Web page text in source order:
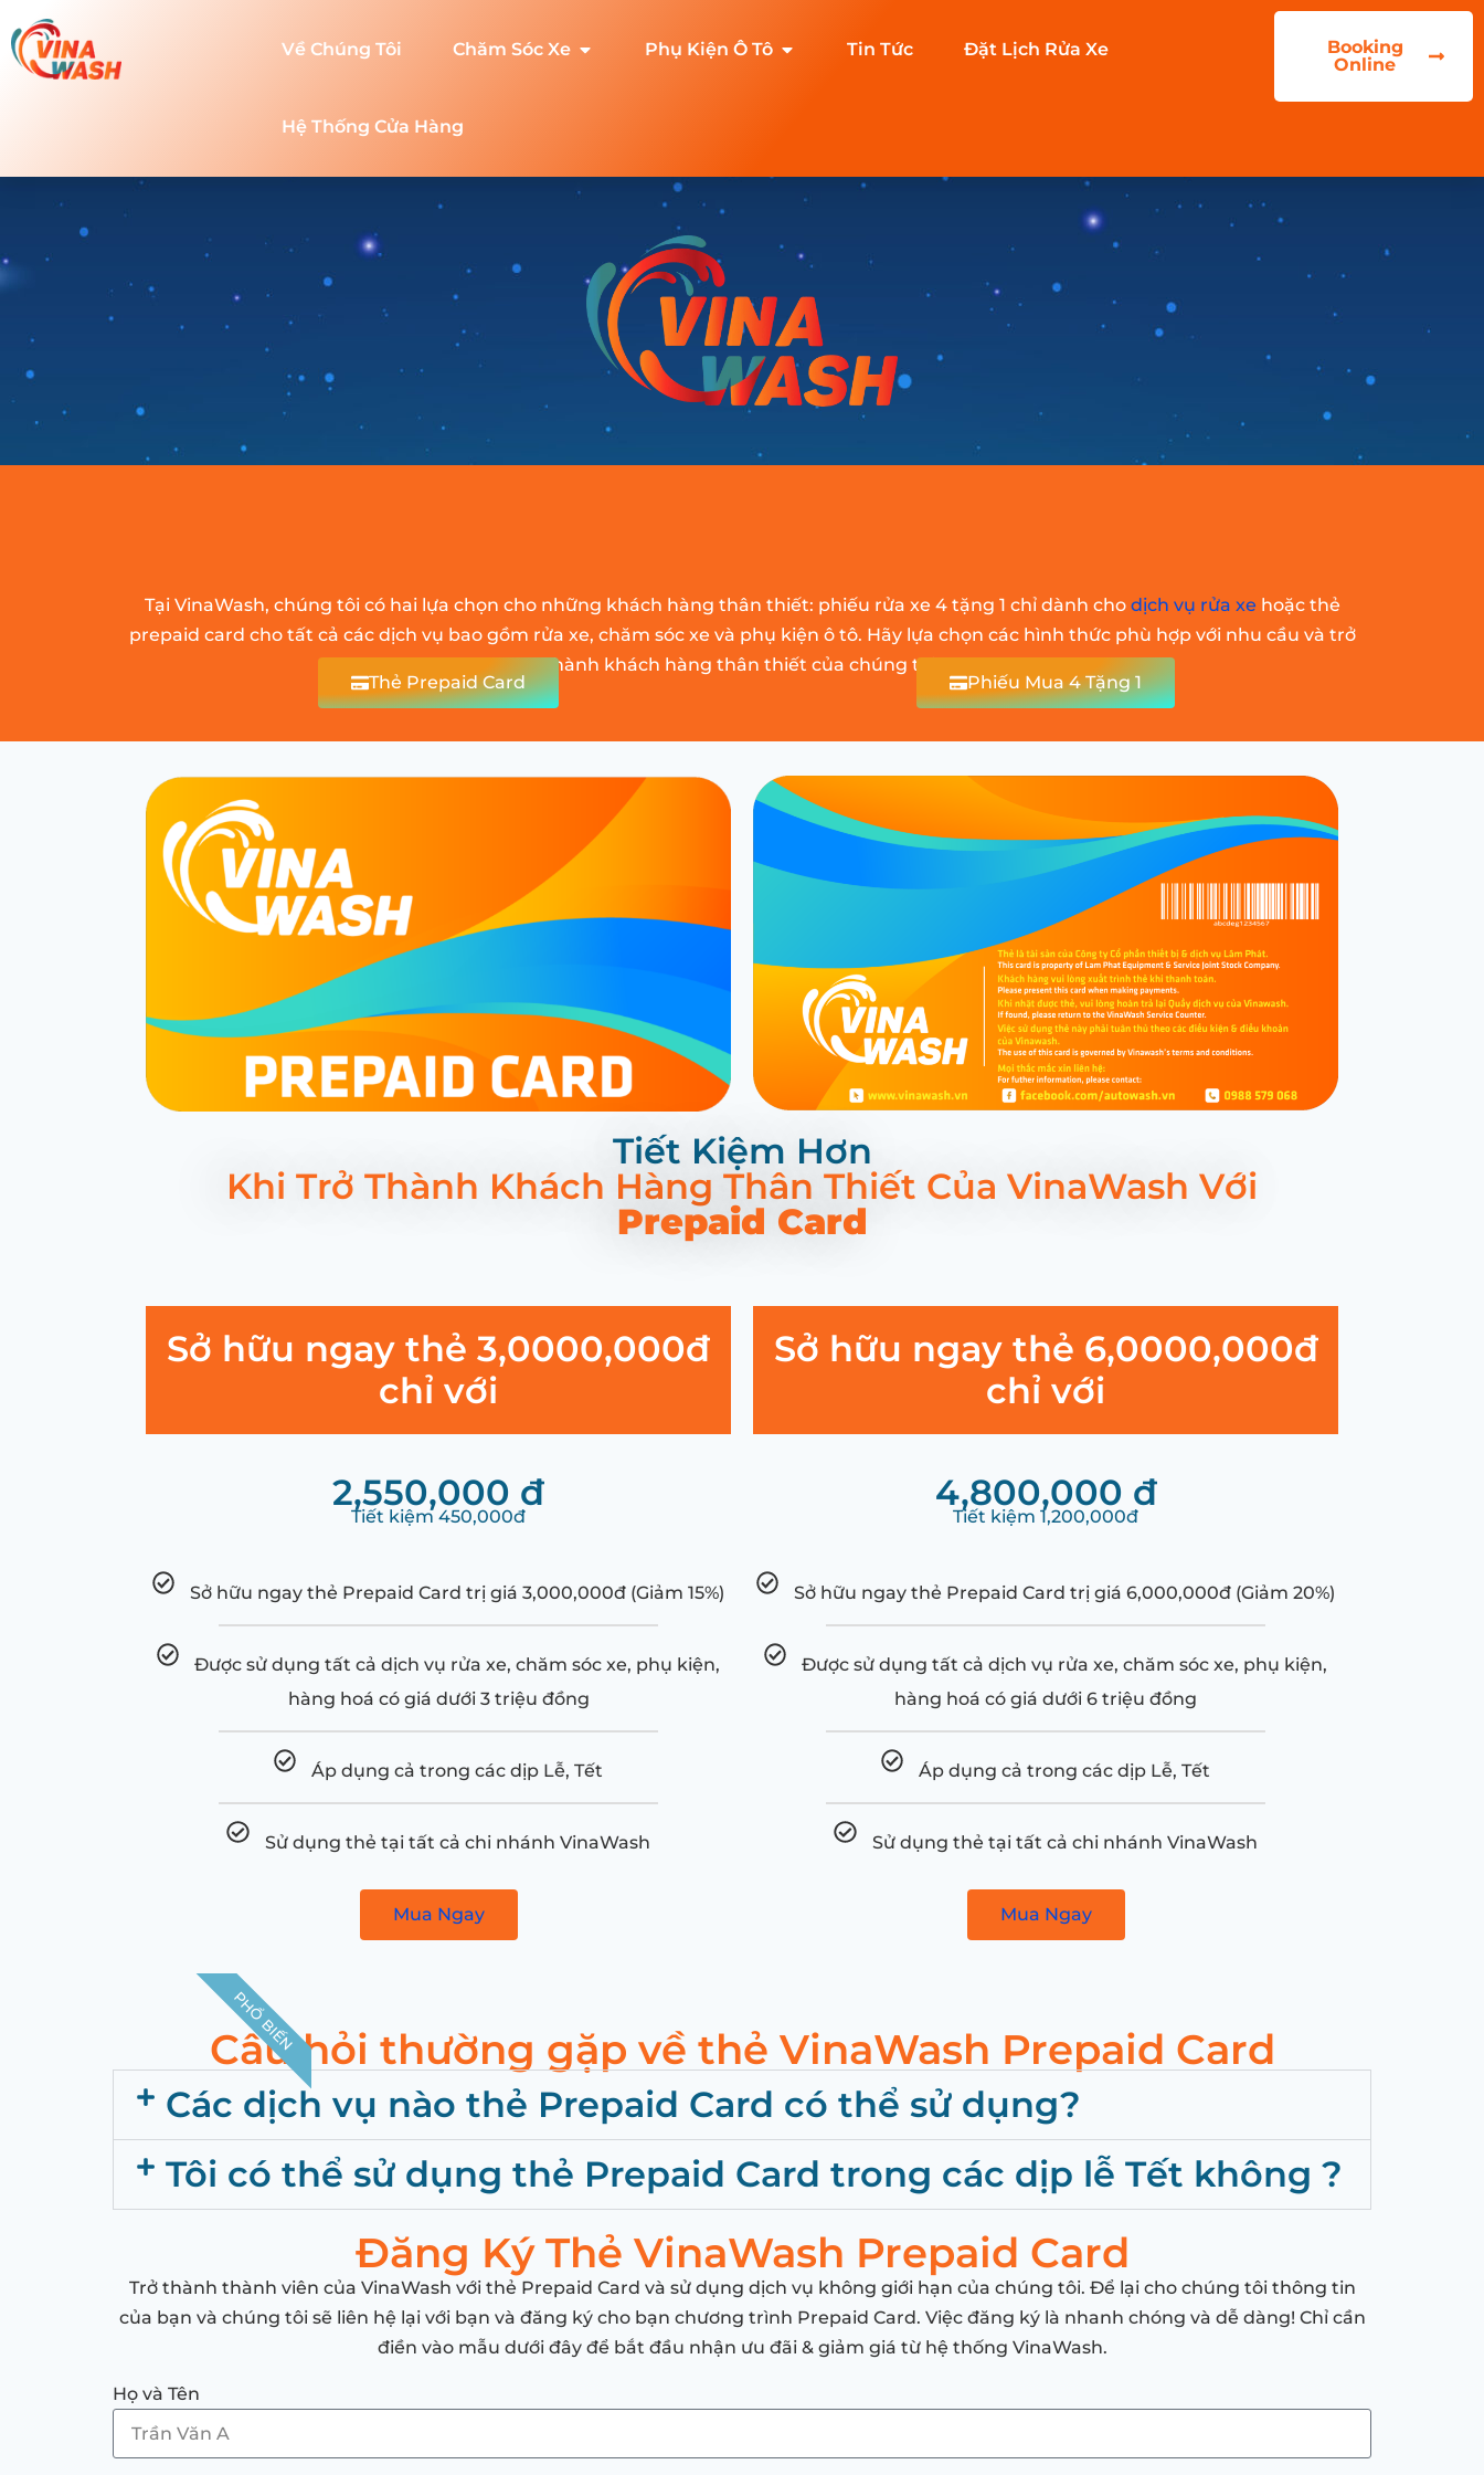
Về Chúng Tôi Chăm Sóc Xe Phụ Kiện Ô Tô Tin Tức Đặt Lịch Rửa Xe
Hệ Thống Cửa Hàng
Booking
Online
Tại VinaWash, chúng tôi có hai lựa chọn cho những khách hàng thân thiết: phiếu rửa xe 4 tặng 1 chỉ dành cho dịch vụ rửa xe hoặc thẻ
prepaid card cho tất cả các dịch vụ bao gồm rửa xe, chăm sóc xe và phụ kiện ô tô. Hãy lựa chọn các hình thức phù hợp với nhu cầu và trở
thành khách hàng thân thiết của chúng tôi.
Thẻ Prepaid Card
Phiếu Mua 4 Tặng 1
Tiết Kiệm Hơn
Khi Trở Thành Khách Hàng Thân Thiết Của VinaWash Với
Prepaid Card
Sở hữu ngay thẻ 3,0000,000đ
chỉ với
2,550,000 đ
Tiết kiệm 450,000đ
Sở hữu ngay thẻ Prepaid Card trị giá 3,000,000đ (Giảm 15%)
Được sử dụng tất cả dịch vụ rửa xe, chăm sóc xe, phụ kiện,
hàng hoá có giá dưới 3 triệu đồng
Áp dụng cả trong các dịp Lễ, Tết
Sử dụng thẻ tại tất cả chi nhánh VinaWash
Mua Ngay
PHỔ BIẾN
Sở hữu ngay thẻ 6,0000,000đ
chỉ với
4,800,000 đ
Tiết kiệm 1,200,000đ
Sở hữu ngay thẻ Prepaid Card trị giá 6,000,000đ (Giảm 20%)
Được sử dụng tất cả dịch vụ rửa xe, chăm sóc xe, phụ kiện,
hàng hoá có giá dưới 6 triệu đồng
Áp dụng cả trong các dịp Lễ, Tết
Sử dụng thẻ tại tất cả chi nhánh VinaWash
Mua Ngay
Câu hỏi thường gặp về thẻ VinaWash Prepaid Card
Các dịch vụ nào thẻ Prepaid Card có thể sử dụng?
Tôi có thể sử dụng thẻ Prepaid Card trong các dịp lễ Tết không ?
Đăng Ký Thẻ VinaWash Prepaid Card
Trở thành thành viên của VinaWash với thẻ Prepaid Card và sử dụng dịch vụ không giới hạn của chúng tôi. Để lại cho chúng tôi thông tin
của bạn và chúng tôi sẽ liên hệ lại với bạn và đăng ký cho bạn chương trình Prepaid Card. Việc đăng ký là nhanh chóng và dễ dàng! Chỉ cần
điền vào mẫu dưới đây để bắt đầu nhận ưu đãi & giảm giá từ hệ thống VinaWash.
Họ và Tên